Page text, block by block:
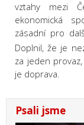
vztahy mezi
ekonomická
zásadní pro
Doplnil, že je
za jeden
je doprava.
Psali jsme